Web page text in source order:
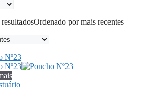
Ordenado por mais recentes